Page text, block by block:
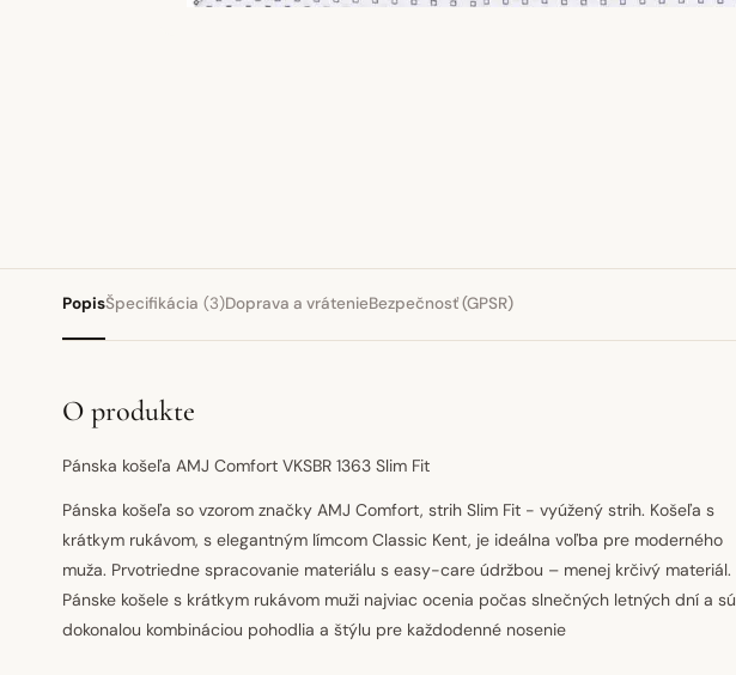
PopisŠpecifikácia (3)Doprava a vrátenieBezpečnosť (GPSR)
O produkte
Pánska košeľa AMJ Comfort VKSBR 1363 Slim Fit
Pánska košeľa so vzorom značky AMJ Comfort, strih Slim Fit - vyúžený strih. Košeľa s
krátkym rukávom, s elegantným límcom Classic Kent, je ideálna voľba pre moderného
muža. Prvotriedne spracovanie materiálu s easy-care údržbou – menej krčivý materiál.
Pánske košele s krátkym rukávom muži najviac ocenia počas slnečných letných dní a sú
dokonalou kombináciou pohodlia a štýlu pre každodenné nosenie